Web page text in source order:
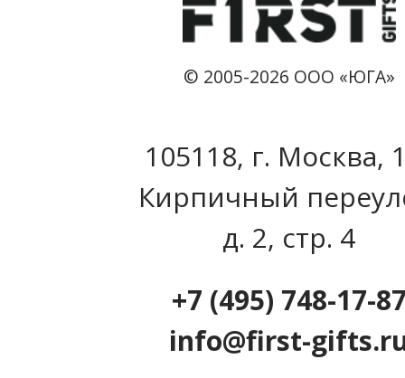
© 2005-2026 ООО «ЮГА»
105118, г. Москва,
Кирпичный
д. 2, стр. 4
+7 (495) 748-17-
info@first-